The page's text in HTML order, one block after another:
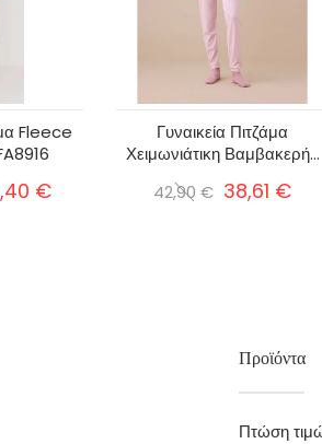
Fleece
€
Γυναικεία Πιτζάμα
Χειμωνιάτικη Βαμβακερή...
42,90 € 38,61 €
Προϊόντα
Πτώση